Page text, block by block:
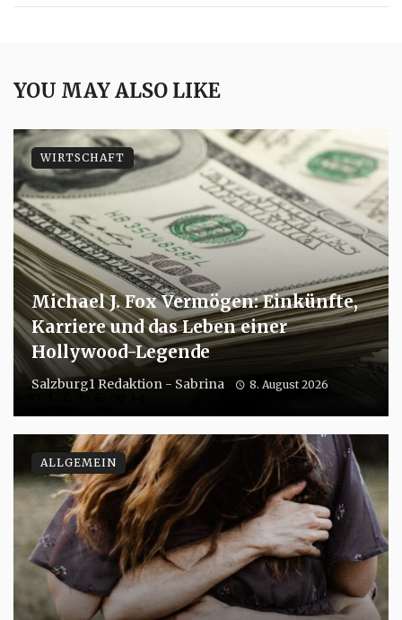
YOU MAY ALSO LIKE
Michael J. Fox Vermögen: Einkünfte,
Karriere und das Leben einer
Hollywood-Legende
Salzburg1 Redaktion - Sabrina 8. August 2026
WIRTSCHAFT
ALLGEMEIN